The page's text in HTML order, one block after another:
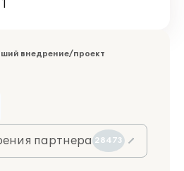
внедрение/проект
партнера 28473